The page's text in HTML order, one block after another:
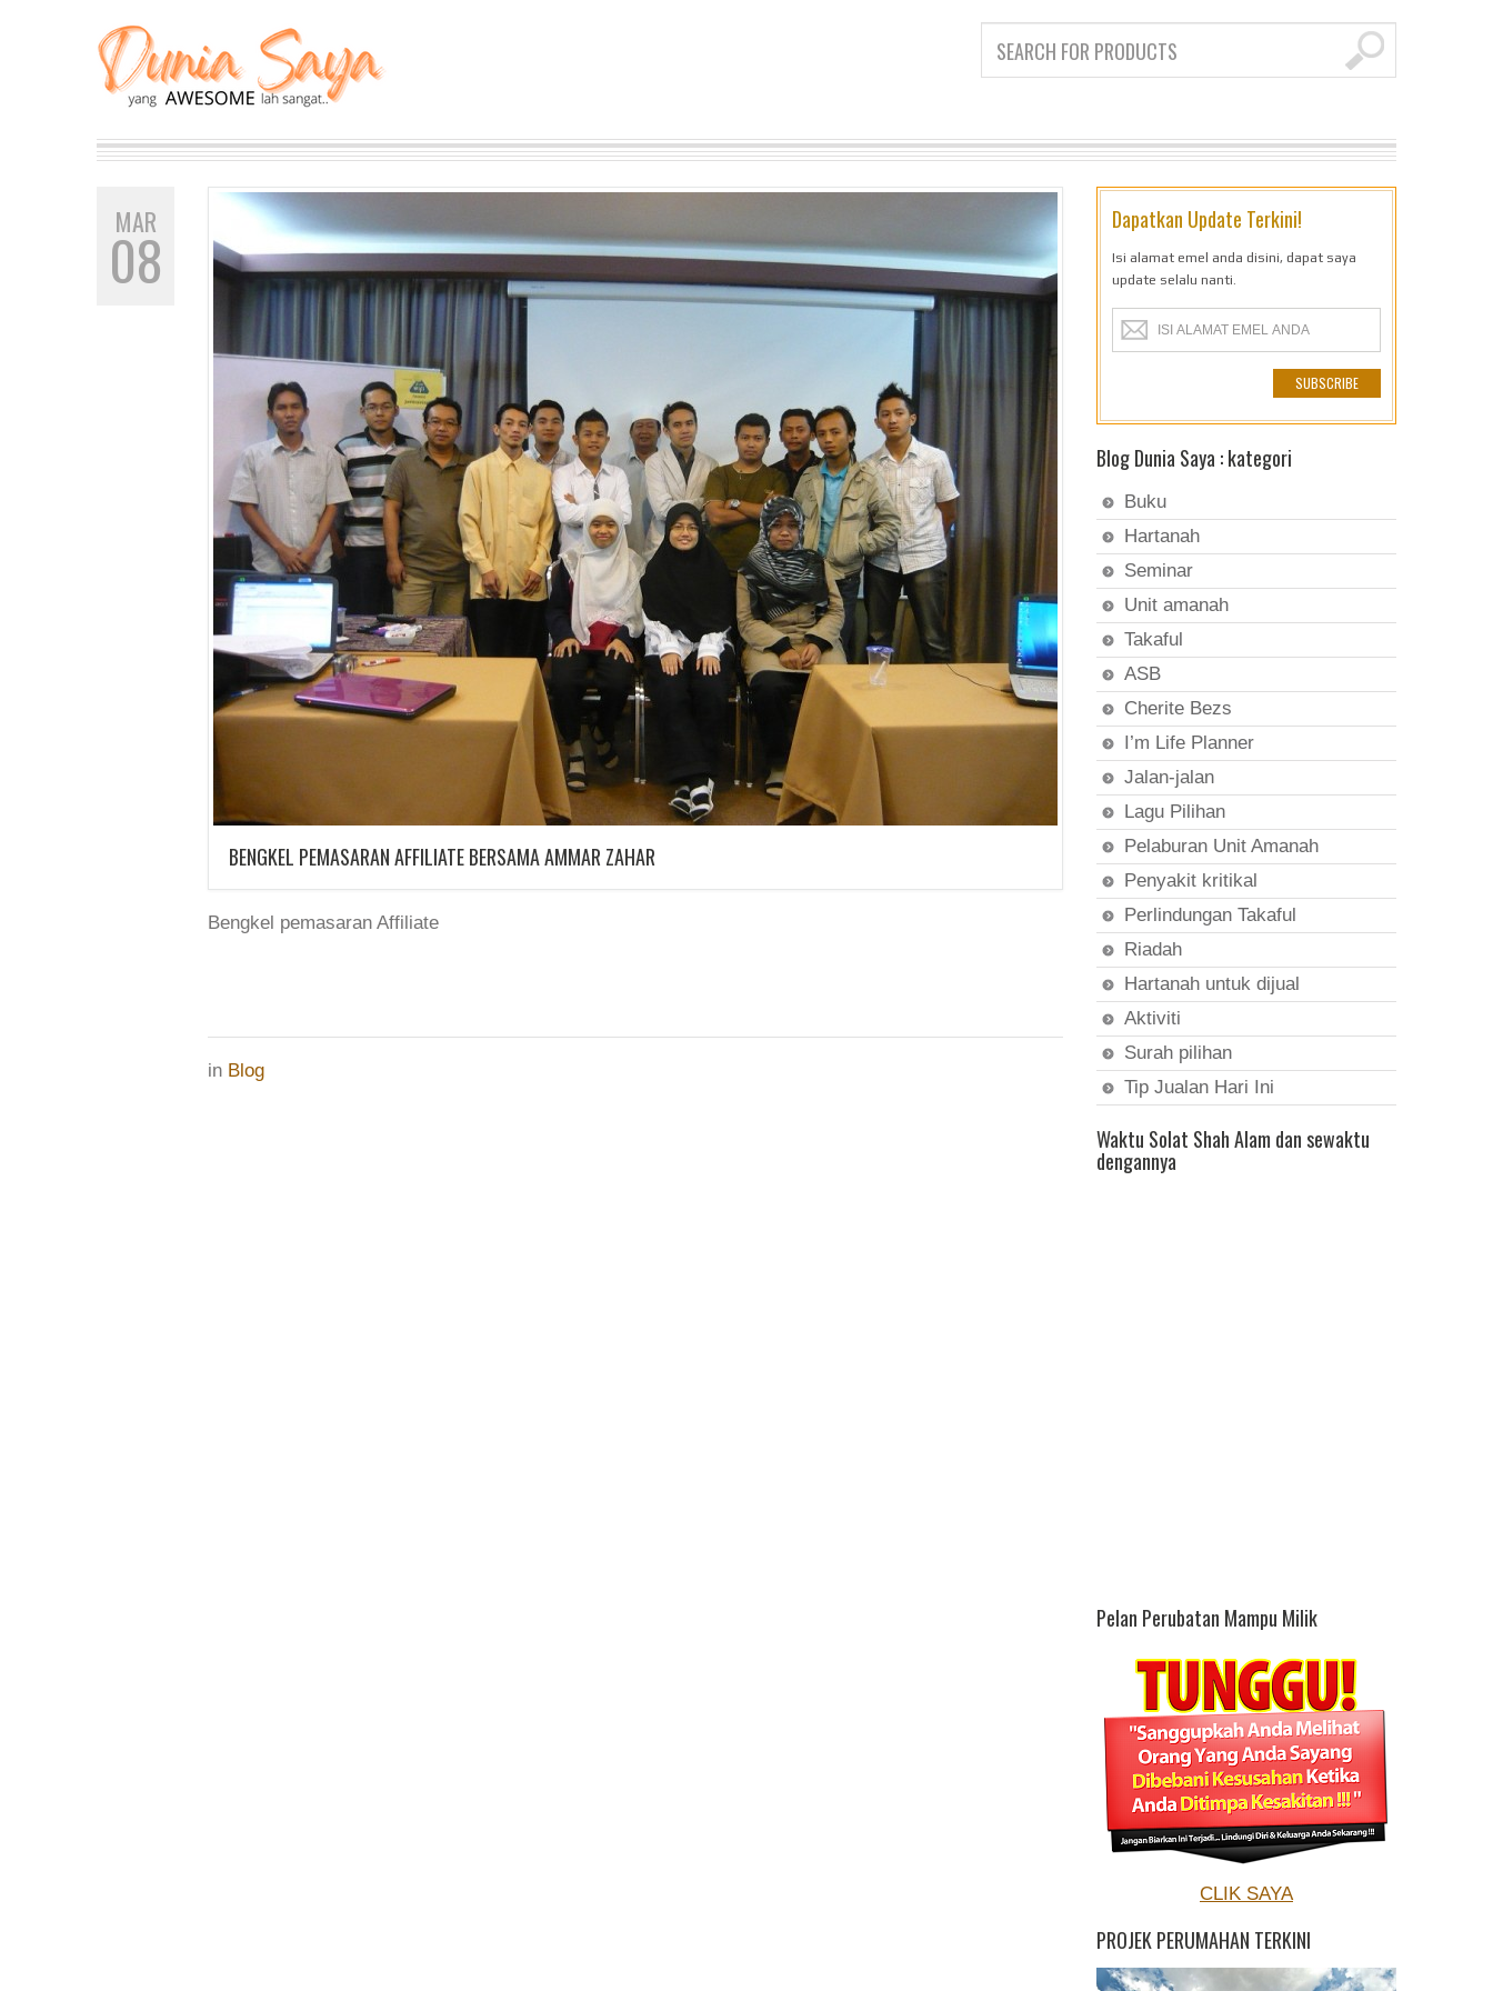
MAR
08
BENGKEL PEMASARAN AFFILIATE BERSAMA AMMAR ZAHAR
Bengkel pemasaran Affiliate
in Blog
Dapatkan Update Terkini!
Isi alamat emel anda disini, dapat saya
update selalu nanti.
Blog Dunia Saya : kategori
Buku
Hartanah
Seminar
Unit amanah
Takaful
ASB
Cherite Bezs
I’m Life Planner
Jalan-jalan
Lagu Pilihan
Pelaburan Unit Amanah
Penyakit kritikal
Perlindungan Takaful
Riadah
Hartanah untuk dijual
Aktiviti
Surah pilihan
Tip Jualan Hari Ini
Waktu Solat Shah Alam dan sewaktu
dengannya
Pelan Perubatan Mampu Milik
CLIK SAYA
PROJEK PERUMAHAN TERKINI